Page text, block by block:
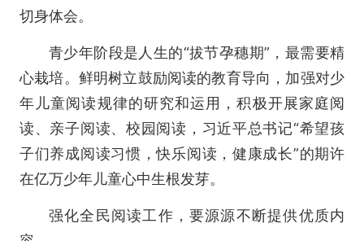
切身体会。
青少年阶段是人生的“拔节孕穗期”，最需要精
心栽培。鲜明树立鼓励阅读的教育导向，加强对少
年儿童阅读规律的研究和运用，积极开展家庭阅
读、亲子阅读、校园阅读，习近平总书记“希望孩
子们养成阅读习惯，快乐阅读，健康成长”的期许
在亿万少年儿童心中生根发芽。
强化全民阅读工作，要源源不断提供优质内